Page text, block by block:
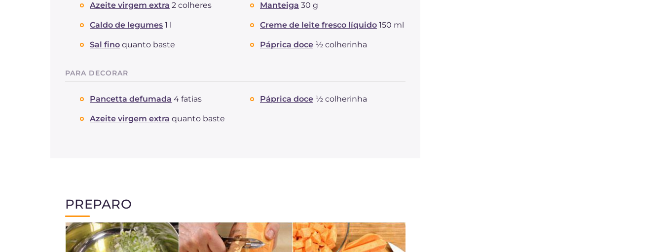
Proteína
Gorduras g 23.4
saturadas
Azeite virgem extra 2 colheres Manteiga 30 g
Caldo de legumes 1 l Creme de leite fresco líquido 150 ml
Sal fino quanto baste Páprica doce ½ colherinha
PARA DECORAR
Pancetta defumada 4 fatias Páprica doce ½ colherinha
Azeite virgem extra quanto baste
PREPARO